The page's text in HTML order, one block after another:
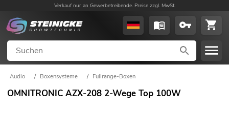
Verkauf nur an Gewerbetreibende. Preise zzgl. MwSt.
Audio / Boxensysteme / Fullrange-Boxen
OMNITRONIC AZX-208 2-Wege Top 100W